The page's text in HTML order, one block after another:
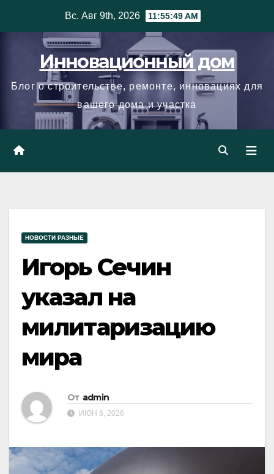
Вс. Авг 9th, 2026 11:55:50 AM
Инновационный дом
Блог о строительстве, ремонте, инновациях для
вашего дома и участка
НОВОСТИ РАЗНЫЕ
Игорь Сечин
указал на
милитаризацию
мира
От admin
ИЮН 6, 2026